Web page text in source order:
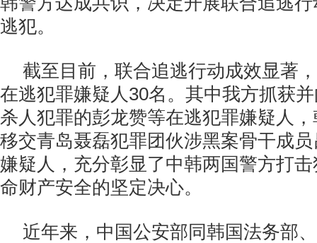
逃犯。
截至目前，联合追逃行动成效显著
在逃犯罪嫌疑人30名。其中我方抓获
杀人犯罪的彭龙赞等在逃犯罪嫌疑人
移交青岛聂磊犯罪团伙涉黑案骨干成
嫌疑人，充分彰显了中韩两国警方打
命财产安全的坚定决心。
近年来，中国公安部同韩国法务部